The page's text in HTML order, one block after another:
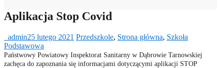
Aplikacja Stop Covid
_admin25 lutego 2021 Przedszkole, Strona główna, Szkoła
Podstawowa
Państwowy Powiatowy Inspektorat Sanitarny w Dąbrowie Tarnowskiej
zachęca do zapoznania się informacjami dotyczącymi aplikacji STOP